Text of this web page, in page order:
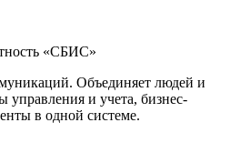
«СБИС»
Объединяет людей и
управления и учета, бизнес-
в одной системе.